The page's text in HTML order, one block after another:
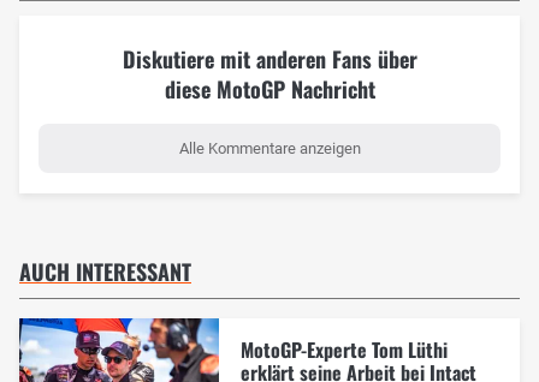
Diskutiere mit anderen Fans über
diese MotoGP Nachricht
Alle Kommentare anzeigen
AUCH INTERESSANT
MotoGP-Experte Tom Lüthi
erklärt seine Arbeit bei Intact